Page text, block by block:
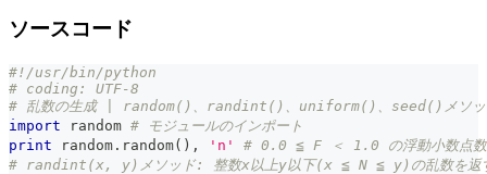
ソースコード
#!/usr/bin/python
# coding: UTF-8
# 乱数の生成 | random()、randint()、uniform()、seed()メソッ
import random # モジュールのインポート
print random . random( ) , 'n'
# 0.0 ≦ F ＜ 1.0 の浮動小数点数
# randint(x, y)メソッド: 整数x以上y以下(x ≦ N ≦ y)の乱数を返